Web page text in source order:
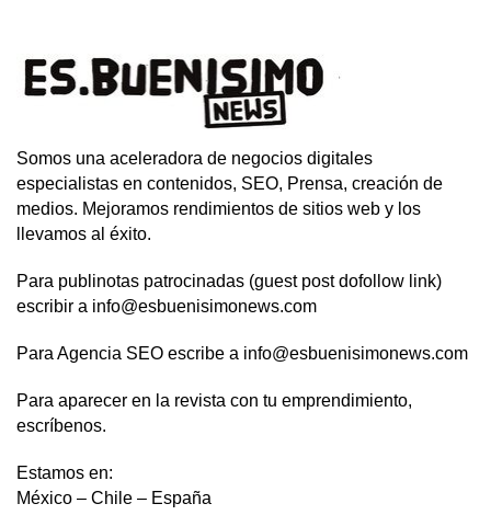
Somos una aceleradora de negocios digitales
especialistas en contenidos, SEO, Prensa, creación de
medios. Mejoramos rendimientos de sitios web y los
llevamos al éxito.
Para publinotas patrocinadas (guest post dofollow link)
escribir a info@esbuenisimonews.com
Para Agencia SEO escribe a info@esbuenisimonews.com
Para aparecer en la revista con tu emprendimiento,
escríbenos.
Estamos en:
México – Chile – España